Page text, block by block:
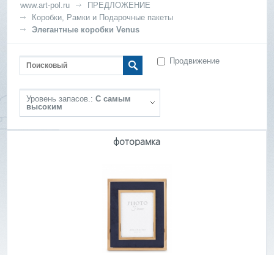
www.art-pol.ru
ПРЕДЛОЖЕНИЕ
Коробки, Рамки и Подарочные пакеты
Элегантные коробки Venus
Продвижение
Уровень запасов.: С самым
высоким
фоторамка